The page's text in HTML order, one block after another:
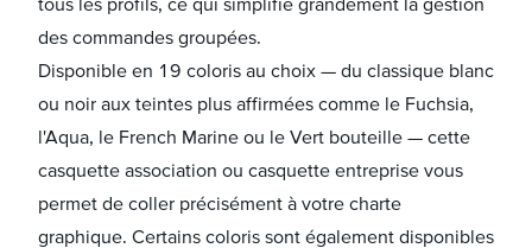
des commandes groupées.
Disponible en 19 coloris au choix — du classique blanc
ou noir aux teintes plus affirmées comme le Fuchsia,
l'Aqua, le French Marine ou le Vert bouteille — cette
casquette association ou casquette entreprise vous
permet de coller précisément à votre charte
graphique. Certains coloris sont également disponibles